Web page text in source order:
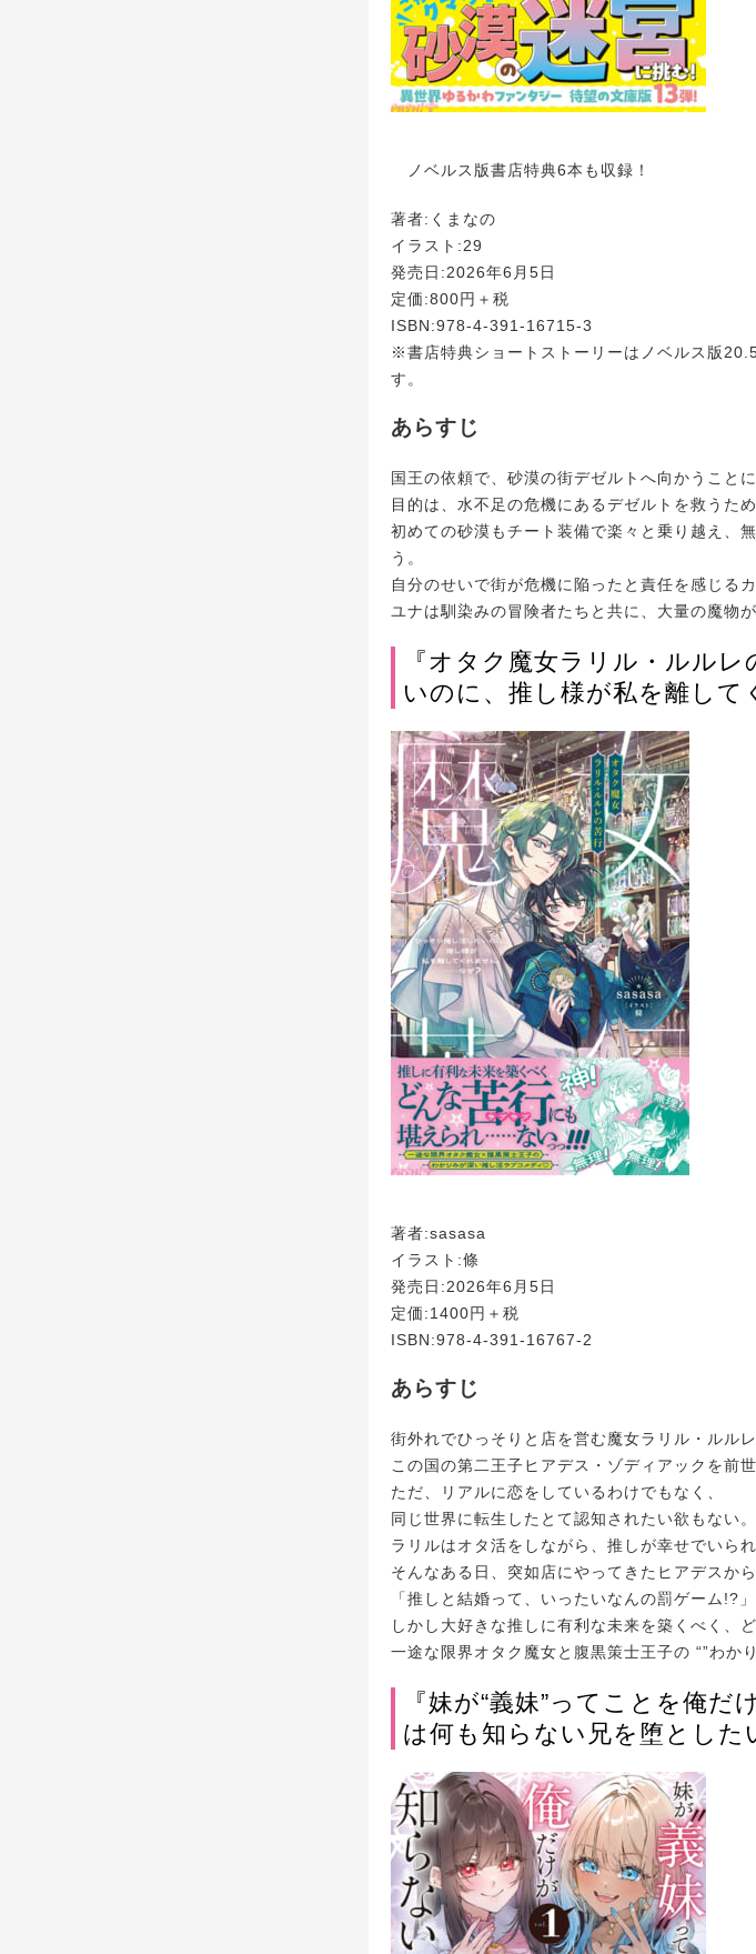
ノベルス版書店特典6本も収録！
著者:くまなの
イラスト:29
発売日:2026年6月5日
定価:800円＋税
ISBN:978-4-391-16715-3
※書店特典ショートストーリーはノベルス版
す。
あらすじ
国王の依頼で、砂漠の街デゼルトへ向かうことに
目的は、水不足の危機にあるデゼルトを救うた
初めての砂漠もチート装備で楽々と乗り越え、
う。
自分のせいで街が危機に陥ったと責任を感じる
ユナは馴染みの冒険者たちと共に、大量の魔物
『オタク魔女ラリル・ルル
いのに、推し様が私を離し
著者:sasasa
イラスト:條
発売日:2026年6月5日
定価:1400円＋税
ISBN:978-4-391-16767-2
あらすじ
街外れでひっそりと店を営む魔女ラリル・ルルレ
この国の第二王子ヒアデス・ゾディアックを前
ただ、リアルに恋をしているわけでもなく、
同じ世界に転生したとて認知されたい欲もない。
ラリルはオタ活をしながら、推しが幸せでいら
そんなある日、突如店にやってきたヒアデスか
「推しと結婚って、いったいなんの罰ゲーム!?」
しかし大好きな推しに有利な未来を築くべく
一途な限界オタク魔女と腹黒策士王子の “”わか
『妹が“義妹”ってことを俺
は何も知らない兄を堕とした